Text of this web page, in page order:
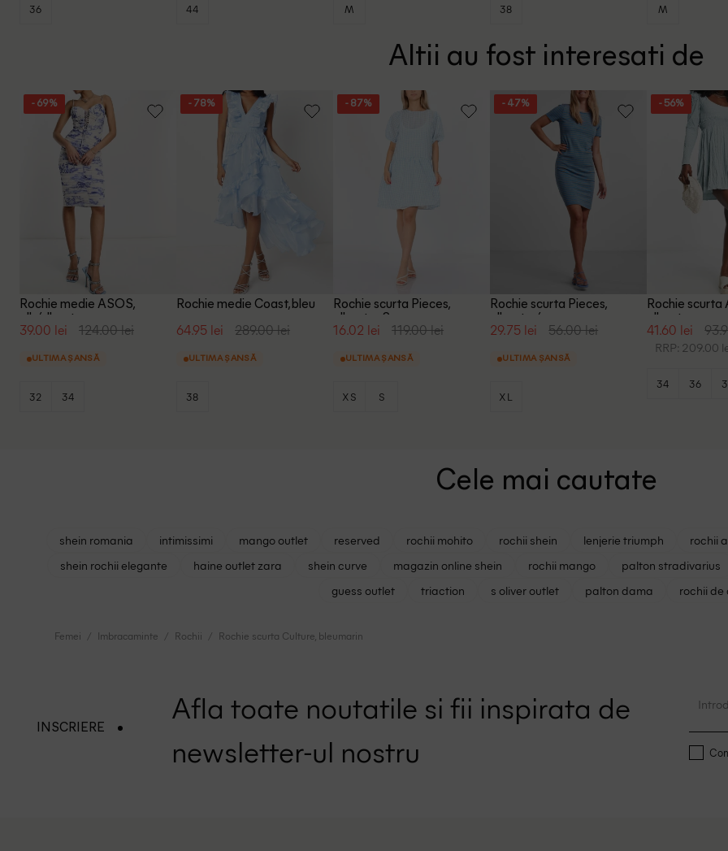
36 44 M 38 M
Altii au fost interesati de
- 69%
Rochie medie ASOS,
alb/albastru
39.00 lei 124.00 lei
ULTIMA ȘANSĂ
32 34
- 78%
Rochie medie Coast, bleu
64.95 lei 289.00 lei
ULTIMA ȘANSĂ
38
- 87%
Rochie scurta Pieces,
albastru, S
16.02 lei 119.00 lei
ULTIMA ȘANSĂ
XS S
- 47%
Rochie scurta Pieces,
albastru/maro
29.75 lei 56.00 lei
ULTIMA ȘANSĂ
XL
- 56%
Rochie scurta
albastru
41.60 lei
RRP: 209.00
34 36
Cele mai cautate
shein romania intimissimi mango outlet reserved rochii mohito rochii shein lenjerie triumph rochii
shein rochii elegante
haine outlet zara shein curve magazin online shein rochii mango palton stradivarius
guess outlet
triaction s oliver outlet palton dama rochii de
Femei Imbracaminte Rochii Rochie scurta Culture, bleumarin
INSCRIERE
Afla toate noutatile si fii inspirata de
newsletter-ul nostru